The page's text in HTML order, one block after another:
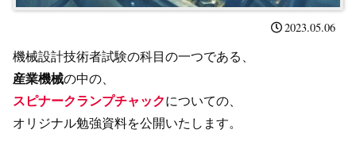
2023.05.06
機械設計技術者試験の科目の一つである、
産業機械の中の、
スピナークランプチャックについての、
オリジナル勉強資料を公開いたします。